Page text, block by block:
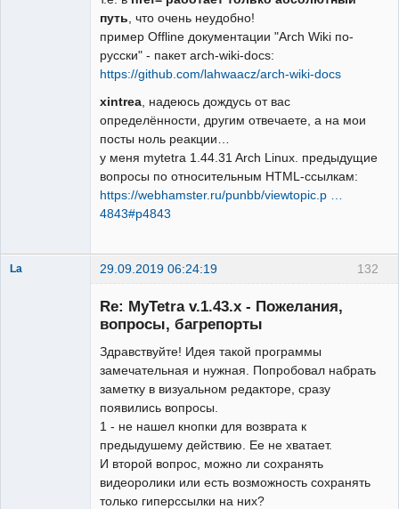
путь, что очень неудобно!
пример Offline документации "Arch Wiki по-
русски" - пакет arch-wiki-docs:
https://github.com/lahwaacz/arch-wiki-docs
xintrea, надеюсь дождусь от вас
определённости, другим отвечаете, а на мои
посты ноль реакции…
у меня mytetra 1.44.31 Arch Linux. предыдущие
вопросы по относительным HTML-ссылкам:
https://webhamster.ru/punbb/viewtopic.p …
4843#p4843
132
La 29.09.2019 06:24:19
Re: MyTetra v.1.43.x - Пожелания,
вопросы, багрепорты
Здравствуйте! Идея такой программы
замечательная и нужная. Попробовал набрать
заметку в визуальном редакторе, сразу
появились вопросы.
1 - не нашел кнопки для возврата к
предыдушему действию. Ее не хватает.
И второй вопрос, можно ли сохранять
видеоролики или есть возможность сохранять
только гиперссылки на них?